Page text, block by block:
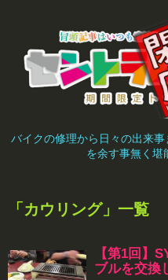
バイクの修理から日々の出来
を余す事無く堪
「 カウリング」 一覧
【第1回】
ブルを交換